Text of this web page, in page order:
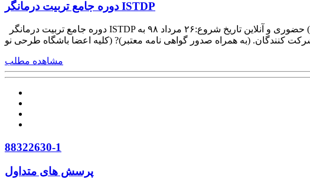
دوره جامع تربیت درمانگر ISTDP
مشاهده مطلب
88322630-1
پرسش های متداول